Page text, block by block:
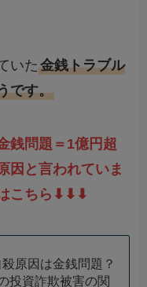
いた金銭トラブル
です。
銭問題＝1億円超
因と言われていま
こちら⬇︎⬇︎⬇︎
原因は金銭問題？
投資詐欺被害の関